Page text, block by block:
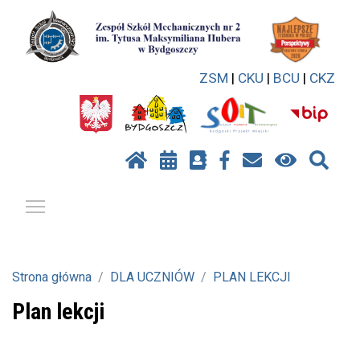
ZSM | CKU | BCU | CKZ
Strona główna DLA UCZNIÓW PLAN LEKCJI
Plan lekcji